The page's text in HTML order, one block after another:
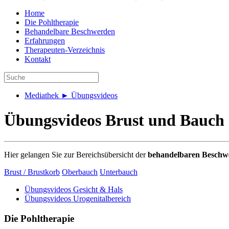
Home
Die Pohltherapie
Behandelbare Beschwerden
Erfahrungen
Therapeuten-Verzeichnis
Kontakt
Mediathek ► Übungsvideos
Übungsvideos Brust und Bauch
Hier gelangen Sie zur Bereichsübersicht derbehandelbaren
Brust / Brustkorb Oberbauch Unterbauch
Übungsvideos Gesicht & Hals
Übungsvideos Urogenitalbereich
Die Pohltherapie